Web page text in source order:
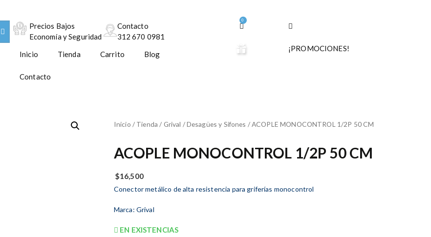
Precios Bajos
Economía y Seguridad
Contacto
312 670 0981
0
Inicio Tienda Carrito Blog
Contacto
¡PROMOCIONES!
Inicio / Tienda / Grival /Desagües y Sifones / ACOPLE MONOCONTROL 1/2P 50 CM
ACOPLE MONOCONTROL 1/2P 50 CM
$16,500
Conector metálico de alta resistencia para griferías monocontrol
Marca: Grival
EN EXISTENCIAS